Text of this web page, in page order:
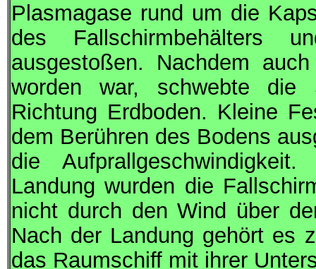
Plasmagase rund um die
des Fallschirmbehälters
ausgestoßen. Nachdem
worden war, schwebte die
Richtung Erdboden. Kleine
dem Berühren des Bodens
die
Landung wurden die
nicht durch den Wind über
Nach der Landung gehört es
das Raumschiff mit ihrer